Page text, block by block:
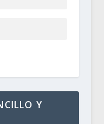
Y